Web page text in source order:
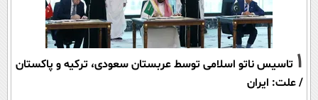
1 تاسیس ناتو اسلامی توسط عربستان سعودی، ترکیه و پاکستان
/ علت: ایران